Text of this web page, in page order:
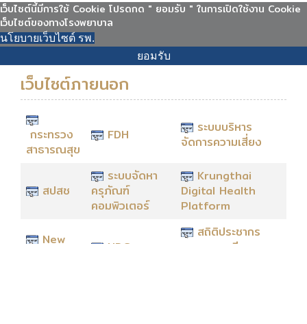
เว็บไซต์นี้มีการใช้ Cookie โปรดกด " ยอมรับ " ในการเปิดใช้งาน Cookie
เว็บไซต์ของทางโรงพยาบาล
นโยบายเว็บไซต์ รพ.
ยอมรับ
เว็บไซต์ภายนอก
กระทรวง
สาธารณสุข
FDH
ระบบบริหาร
จัดการความเสี่ยง
สปสช
ระบบจัดหา
ครุภัณฑ์
คอมพิวเตอร์
Krungthai
Digital Health
Platform
New
HDC
สถิติประชากร
ทางการทะเบียน